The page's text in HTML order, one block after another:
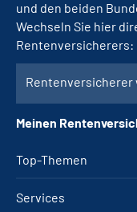
Top-Themen
Services
und den beiden
Wechseln Sie hier
Rentenversicherers:
Rentenversicherer
Meinen